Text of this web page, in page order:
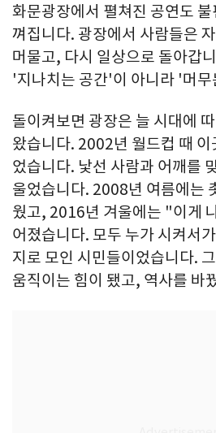
화문광장에서 펼쳐진 공연도
껴집니다. 광장에서 사람들은
머물고, 다시 일상으로 돌아갑
'지나치는 공간'이 아니라 '머
돌이켜보면 광장은 늘 시대에
왔습니다. 2002년 월드컵 때 이
었습니다. 낯선 사람과 어깨를
울었습니다. 2008년 여름에는
웠고, 2016년 겨울에는 "이게
어졌습니다. 모두 누가 시켜서
지로 모인 시민들이었습니다.
움직이는 힘이 됐고, 역사를 바